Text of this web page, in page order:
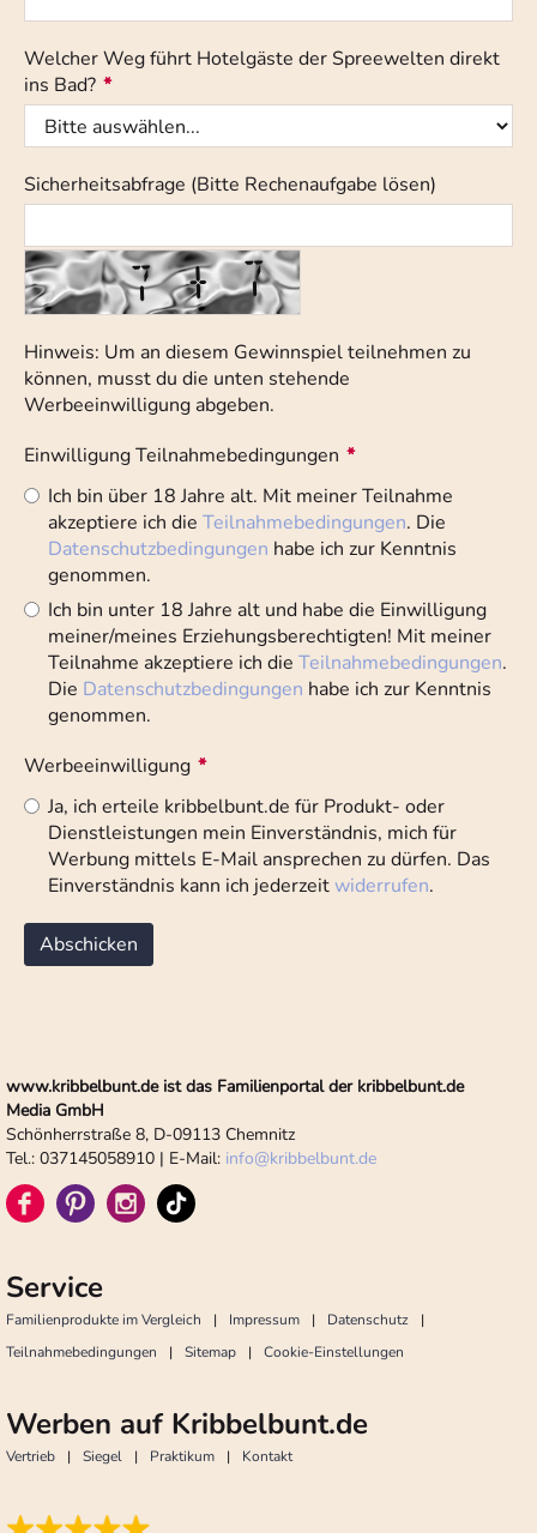
Welcher Weg führt Hotelgäste der Spreewelten direkt
ins Bad? *
Sicherheitsabfrage (Bitte Rechenaufgabe lösen)
Hinweis: Um an diesem Gewinnspiel teilnehmen zu
können, musst du die unten stehende
Werbeeinwilligung abgeben.
Einwilligung Teilnahmebedingungen *
Ich bin über 18 Jahre alt. Mit meiner Teilnahme
akzeptiere ich die Teilnahmebedingungen. Die
Datenschutzbedingungen habe ich zur Kenntnis
genommen.
Ich bin unter 18 Jahre alt und habe die Einwilligung
meiner/meines Erziehungsberechtigten! Mit meiner
Teilnahme akzeptiere ich die Teilnahmebedingungen.
Die Datenschutzbedingungen habe ich zur Kenntnis
genommen.
Werbeeinwilligung *
Ja, ich erteile kribbelbunt.de für Produkt- oder
Dienstleistungen mein Einverständnis, mich für
Werbung mittels E-Mail ansprechen zu dürfen. Das
Einverständnis kann ich jederzeitwiderrufen.
www.kribbelbunt.de ist das Familienportal der kribbelbunt.de
Media GmbH
Schönherrstraße 8, D-09113 Chemnitz
Tel.: 037145058910 | E-Mail: info@kribbelbunt.de
Service
Familienprodukte im Vergleich Impressum
Datenschutz
Teilnahmebedingungen
Sitemap Cookie-Einstellungen
Werben auf Kribbelbunt.de
Vertrieb Siegel Praktikum Kontakt